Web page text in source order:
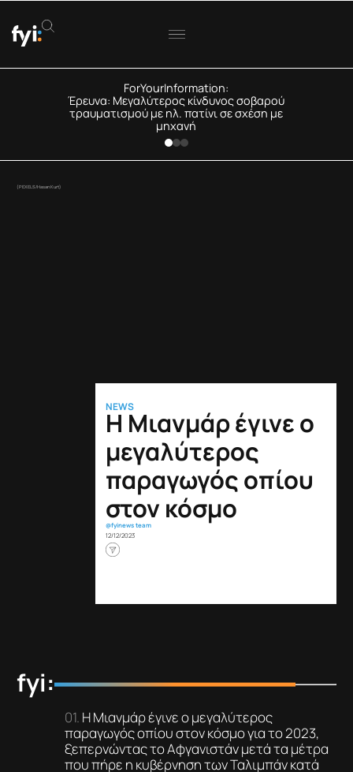
ForYourInformation:
Έρευνα: Μεγαλύτερος κίνδυνος σοβαρού
τραυματισμού με ηλ. πατίνι σε σχέση με
μηχανή
(PEXELS/Hasan Kurt)
NEWS
Η Μιανμάρ έγινε ο
μεγαλύτερος
παραγωγός οπίου
στον κόσμο
@fyinews team
12/12/2023
fyi:
Η Μιανμάρ έγινε ο μεγαλύτερος
παραγωγός οπίου στον κόσμο για το 2023,
ξεπερνώντας το Αφγανιστάν μετά τα μέτρα
που πήρε η κυβέρνηση των Ταλιμπάν κατά